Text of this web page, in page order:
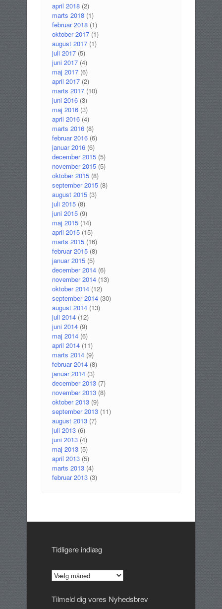
april 2018 (2)
marts 2018 (1)
februar 2018 (1)
oktober 2017 (1)
august 2017 (1)
juli 2017 (5)
juni 2017 (4)
maj 2017 (6)
april 2017 (2)
marts 2017 (10)
juni 2016 (3)
maj 2016 (3)
april 2016 (4)
marts 2016 (8)
februar 2016 (6)
januar 2016 (6)
december 2015 (5)
november 2015 (5)
oktober 2015 (8)
september 2015 (8)
august 2015 (3)
juli 2015 (8)
juni 2015 (9)
maj 2015 (14)
april 2015 (15)
marts 2015 (16)
februar 2015 (8)
januar 2015 (5)
december 2014 (6)
november 2014 (13)
oktober 2014 (12)
september 2014 (30)
august 2014 (13)
juli 2014 (12)
juni 2014 (9)
maj 2014 (6)
april 2014 (11)
marts 2014 (9)
februar 2014 (8)
januar 2014 (3)
december 2013 (7)
november 2013 (8)
oktober 2013 (9)
september 2013 (11)
august 2013 (7)
juli 2013 (6)
juni 2013 (4)
maj 2013 (5)
april 2013 (5)
marts 2013 (4)
februar 2013 (3)
Tidligere indlæg
Tidligere
indlæg
Tilmeld dig vores Nyhedsbrev